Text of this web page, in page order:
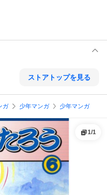
ストアトップを見る
ガ 少年マンガ 少年マンガ
1/1